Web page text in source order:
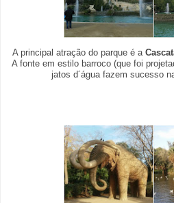
A principal atração do parque é a
A fonte em estilo barroco (que foi
jatos d´água fazem sucesso